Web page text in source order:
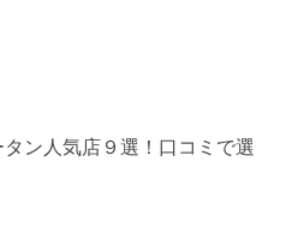
タン人気店９選！口コミで選